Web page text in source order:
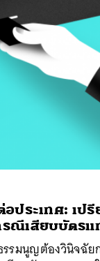
อประเทศ: เป
ณีเสียบบัตรแ
รรมนูญต้องวินิจฉั